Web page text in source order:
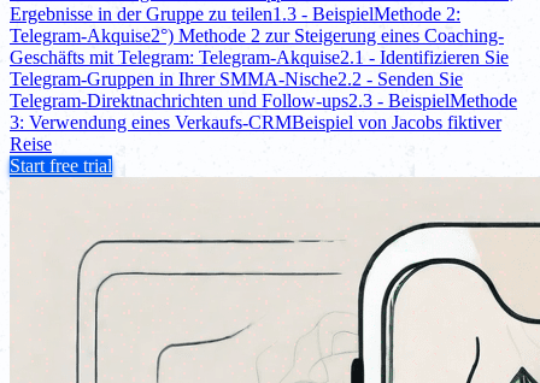
Ergebnisse in der Gruppe zu teilen1.3 - BeispielMethode 2:
Telegram-Akquise2°) Methode 2 zur Steigerung eines Coaching-
Geschäfts mit Telegram: Telegram-Akquise2.1 - Identifizieren Sie
Telegram-Gruppen in Ihrer SMMA-Nische2.2 - Senden Sie
Telegram-Direktnachrichten und Follow-ups2.3 - BeispielMethode
3: Verwendung eines Verkaufs-CRMBeispiel von Jacobs fiktiver
Reise
Start free trial